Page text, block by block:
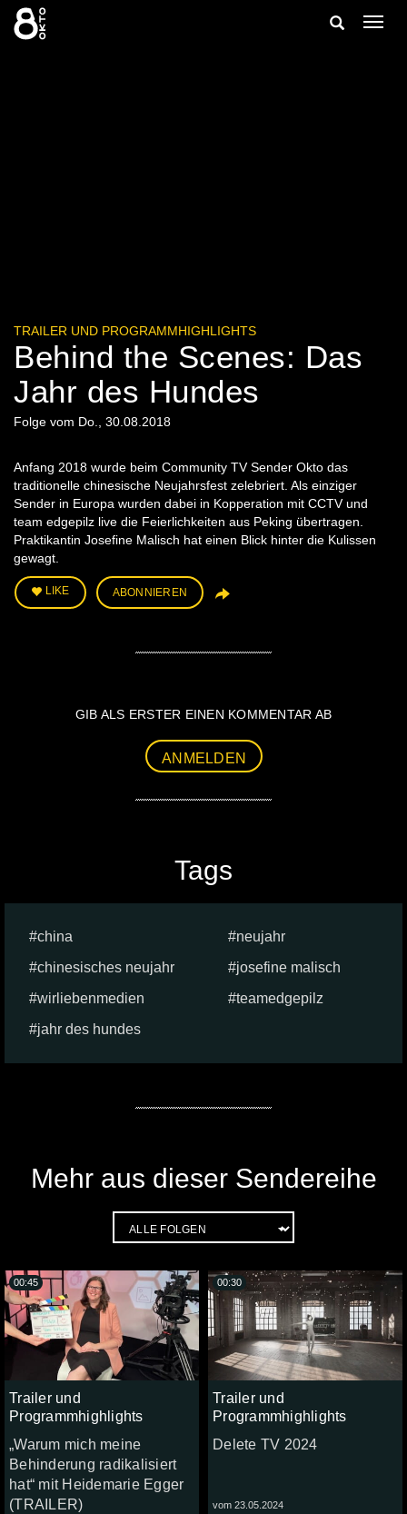
Zum
Inhalt
springen
Suche
TRAILER UND PROGRAMMHIGHLIGHTS
Behind the Scenes: Das
Jahr des Hundes
Folge vom Do., 30.08.2018
Anfang 2018 wurde beim Community TV Sender Okto das
traditionelle chinesische Neujahrsfest zelebriert. Als einziger
Sender in Europa wurden dabei in Kopperation mit CCTV und
team edgepilz live die Feierlichkeiten aus Peking übertragen.
Praktikantin Josefine Malisch hat einen Blick hinter die Kulissen
gewagt.
LIKE ABONNIEREN
GIB ALS ERSTER EINEN KOMMENTAR AB
ANMELDEN
Tags
china
neujahr
chinesisches neujahr
josefine malisch
wirliebenmedien
teamedgepilz
jahr des hundes
Mehr aus dieser Sendereihe
Trailer und
Programmhighlights
„Warum mich meine
Behinderung radikalisiert
hat“ mit Heidemarie Egger
(TRAILER)
00:45
Trailer und
Programmhighlights
Delete TV 2024
vom 23.05.2024
00:30